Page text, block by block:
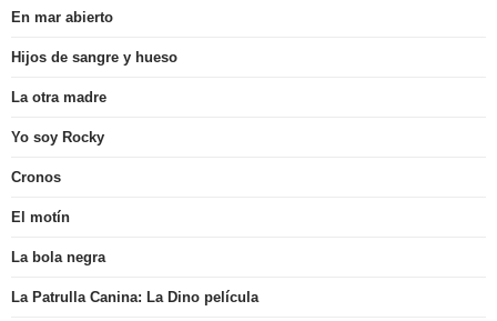
En mar abierto
Hijos de sangre y hueso
La otra madre
Yo soy Rocky
Cronos
El motín
La bola negra
La Patrulla Canina: La Dino película